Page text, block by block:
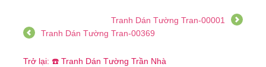
Tranh Dán Tường Tran-00001
Tranh Dán Tường Tran-00369
Trở lại: ☎️ Tranh Dán Tường Trần Nhà